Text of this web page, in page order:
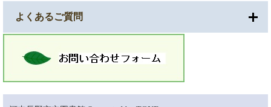
よくあるご質問